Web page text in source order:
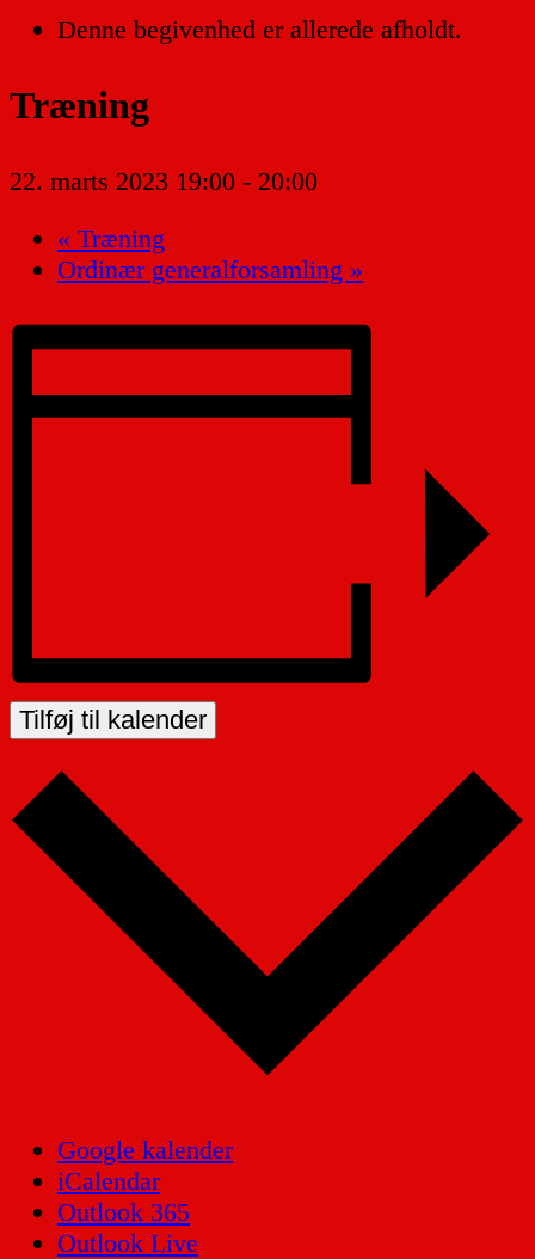
Denne begivenhed er allerede afholdt.
Træning
22. marts 2023 19:00 - 20:00
« Træning
Ordinær generalforsamling »
Tilføj til kalender
Google kalender
iCalendar
Outlook 365
Outlook Live